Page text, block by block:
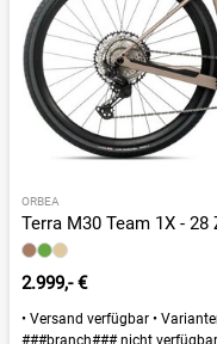
ORBEA
Terra M30 Team 1X -
2.999,- €
• Versand verfügbar •
###branch### nicht verfügbar